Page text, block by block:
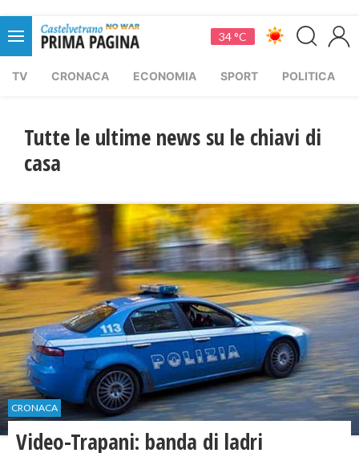
34 °C
TV CRONACA ECONOMIA SPORT POLITICA
Tutte le ultime news su le chiavi di
casa
CRONACA
Video-Trapani: banda di ladri